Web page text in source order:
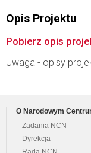
Opis Projektu
Pobierz opis
Uwaga - opisy
O Narodowym
Zadania NCN
Dyrekcja